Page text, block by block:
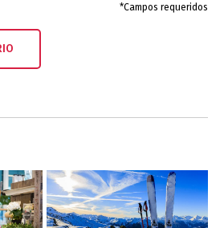
*Campos requeridos